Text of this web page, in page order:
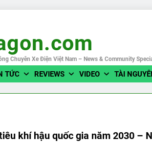
Chuyên Xe Điện Việt Nam – News & Community
TỨC REVIEWS VIDEO TÀI
khí hậu quốc gia năm 2030 –